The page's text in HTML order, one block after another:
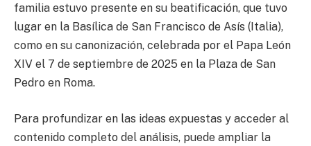
familia estuvo presente en su beatificación, que tuvo
lugar en la Basílica de San Francisco de Asís (Italia),
como en su canonización, celebrada por el Papa León
XIV el 7 de septiembre de 2025 en la Plaza de San
Pedro en Roma.
Para profundizar en las ideas expuestas y acceder al
contenido completo del análisis, puede ampliar la